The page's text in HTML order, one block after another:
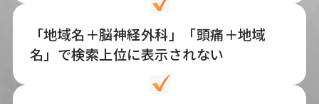
「地域名＋脳神経外科」「頭痛＋地域
名」で検索上位に表示されない